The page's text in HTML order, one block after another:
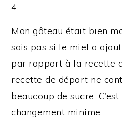
4.
Mon gâteau était bien
sais pas si le miel a
par rapport à la recette
recette de départ ne
beaucoup de sucre.
changement minime.